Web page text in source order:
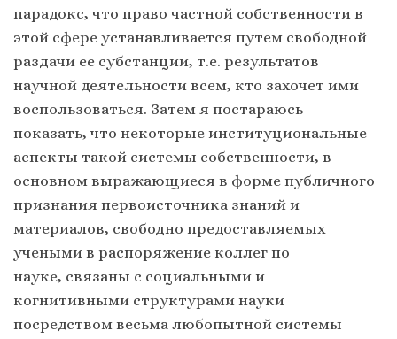
парадокс, что право частной собственности в
этой сфере устанавливается путем свободной
раздачи ее субстанции, т.е. результатов
научной деятельности всем, кто захочет ими
воспользоваться. Затем я постараюсь
показать, что некоторые институциональные
аспекты такой системы собственности, в
основном выражающиеся в форме публичного
признания первоисточника знаний и
материалов, свободно предоставляемых
учеными в распоряжение коллег по
науке, связаны с социальными и
когнитивными структурами науки
посредством весьма любопытной системы